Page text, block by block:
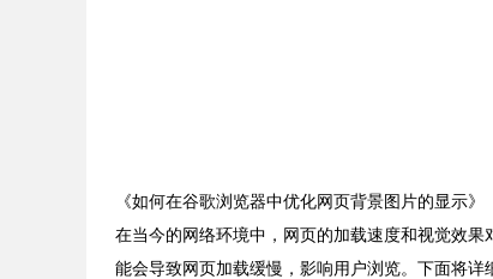
《如何在谷歌浏览器中优化网页背景图片的显示》
在当今的网络环境中，网页的加载速度和视觉效
能会导致网页加载缓慢，影响用户浏览。下面将详